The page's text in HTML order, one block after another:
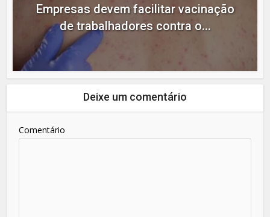
Empresas devem facilitar vacinação
de trabalhadores contra o...
Deixe um comentário
Comentário